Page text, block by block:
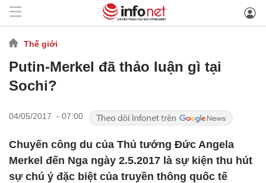
Thế giới
Putin-Merkel đã thảo luận gì tại
Sochi?
04/05/2017 - 07:00
Chuyến công du của Thủ tướng Đức Angela
Merkel đến Nga ngày 2.5.2017 là sự kiện thu hút
sự chú ý đặc biệt của truyền thông quốc tế